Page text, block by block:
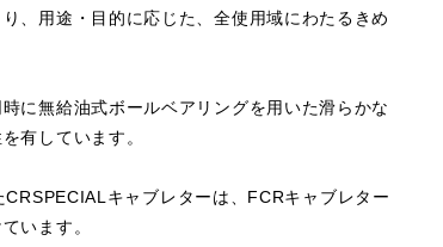
、用途・目的に応じた、全使用域にわたるきめ
に無給油式ボールベアリングを用いた滑らかな
有しています。
キャブレターは、FCRキャブレター
います。